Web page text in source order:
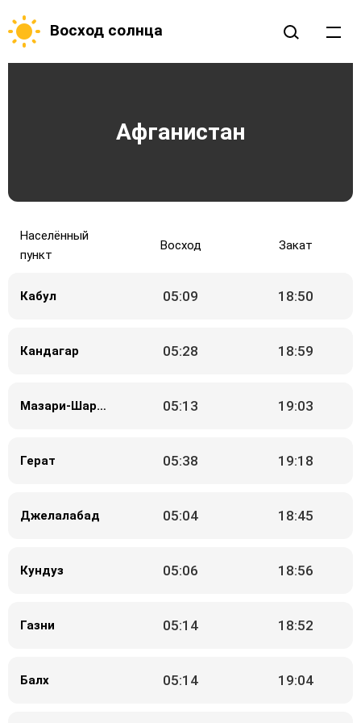
Восход солнца
Афганистан
Населённый
пункт
Восход Закат
Кабул 05:09 18:50
Кандагар 05:28 18:59
Мазари-Шариф 05:13 19:03
Герат 05:38 19:18
Джелалабад 05:04 18:45
Кундуз 05:06 18:56
Газни 05:14 18:52
Балх 05:14 19:04